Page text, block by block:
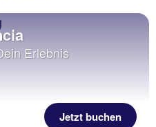
Erlebnis
Jetzt buchen